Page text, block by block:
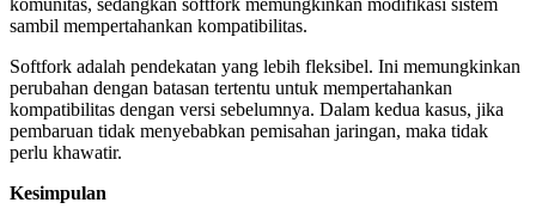
sambil mempertahankan kompatibilitas.
Softfork adalah pendekatan yang lebih fleksibel. Ini memungkinkan
perubahan dengan batasan tertentu untuk mempertahankan
kompatibilitas dengan versi sebelumnya. Dalam kedua kasus, jika
pembaruan tidak menyebabkan pemisahan jaringan, maka tidak
perlu khawatir.
Kesimpulan